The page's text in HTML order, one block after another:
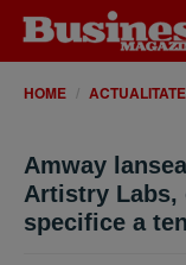
HOME ACTUALITATE
Amway
Artistry Labs,
specifice a